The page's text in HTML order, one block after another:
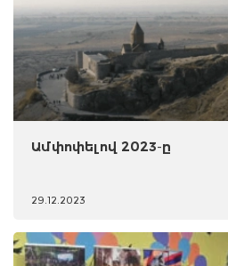
Ամփոփելով 2023-ը
29.12.2023